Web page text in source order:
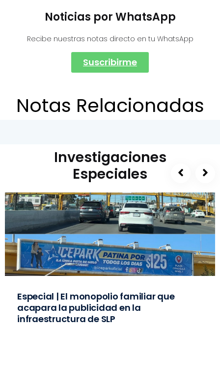
Noticias por WhatsApp
Recibe nuestras notas directo en tu WhatsApp
Suscribirme
Notas Relacionadas
Investigaciones
Especiales
Especial | El monopolio familiar que
acapara la publicidad en la
infraestructura de SLP